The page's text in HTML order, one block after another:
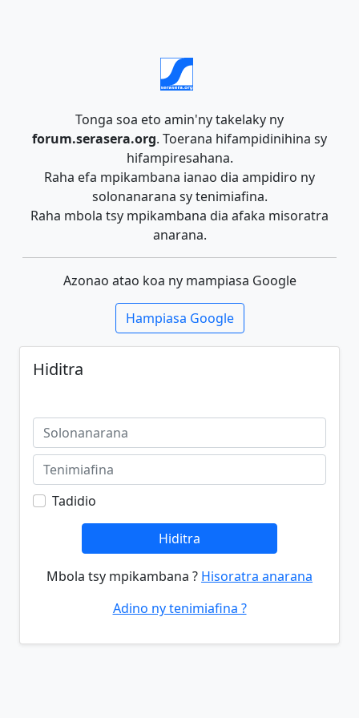
Tonga soa eto amin'ny takelaky ny
forum.serasera.org. Toerana hifampidinihina sy
hifampiresahana.
Raha efa mpikambana ianao dia ampidiro ny
solonanarana sy tenimiafina.
Raha mbola tsy mpikambana dia afaka misoratra
anarana.
Azonao atao koa ny mampiasa Google
Hampiasa Google
Hiditra
Tadidio
Hiditra
Mbola tsy mpikambana ? Hisoratra anarana
Adino ny tenimiafina ?